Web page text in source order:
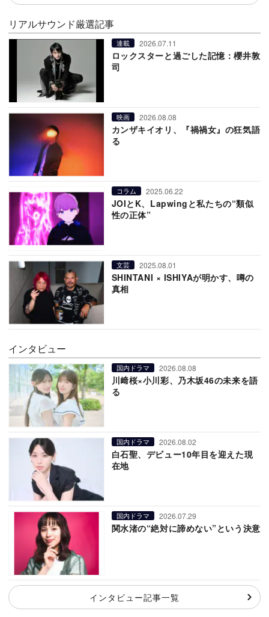
リアルサウンド厳選記事
連載 2026.07.11
ロックスターと過ごした記憶：櫻井敦
司
映画 2026.08.08
カンザキイオリ、『禍禍女』の狂気語
る
コラム 2025.06.22
JOIとK、Lapwingと私たちの“類似
性の正体”
文芸 2025.08.01
SHINTANI × ISHIYAが明かす、噂の
真相
インタビュー
国内ドラマ 2026.08.08
川﨑桜×小川彩、乃木坂46の未来を語
る
国内ドラマ 2026.08.02
白石聖、デビュー10年目を迎えた現
在地
国内ドラマ 2026.07.29
関水渚の“絶対に諦めない”という決意
インタビュー記事一覧